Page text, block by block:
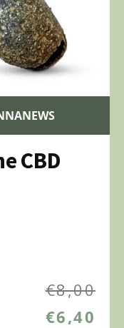
CBD
€8,00
€6,40